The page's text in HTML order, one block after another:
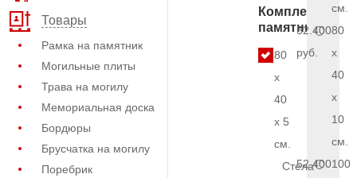
Товары
Рамка на памятник
Могильные плиты
Трава на могилу
Мемориальная доска
Бордюры
Брусчатка на могилу
Поребрик
Комплект
памятника
80
x
40
x 5
см.
Стела
см.
52.400
руб.
80
x
40
x
10
см.
52.400100